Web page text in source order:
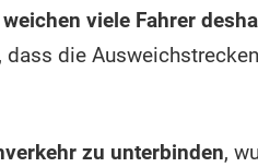
weichen viele Fahrer
dass die
zu unterbinden,